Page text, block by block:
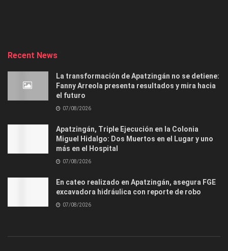
Recent News
La transformación de Apatzingán no se detiene:
Fanny Arreola presenta resultados y mira hacia
el futuro
07/08/2026
Apatzingán, Triple Ejecución en la Colonia
Miguel Hidalgo: Dos Muertos en el Lugar y uno
más en el Hospital
07/08/2026
En cateo realizado en Apatzingán, asegura FGE
excavadora hidráulica con reporte de robo
07/08/2026